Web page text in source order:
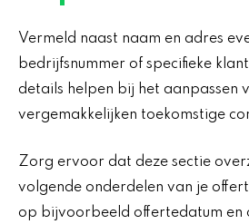
Vermeld naast naam en adres
bedrijfsnummer of specifieke
details helpen bij het aanpassen
vergemakkelijken toekomstige
Zorg ervoor dat deze sectie
volgende onderdelen van je
op bijvoorbeeld offertedatum en